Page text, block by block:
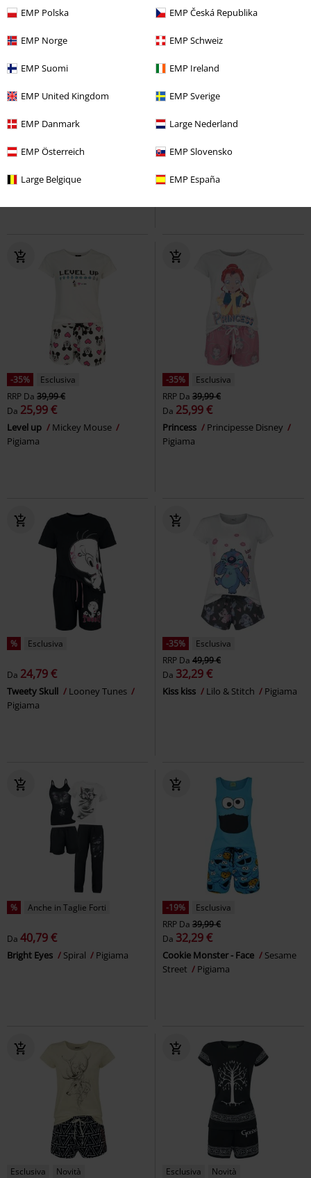
EMP Polska EMP Česká Republika
EMP Norge EMP Schweiz
EMP Suomi EMP Ireland
EMP United Kingdom EMP Sverige
EMP Danmark Large Nederland
EMP Österreich EMP Slovensko
Large Belgique EMP España
37,99 €
Deadpool
Pigiama
RRP
Da
Da25,99 €
Hello Kitty
Pigiama
-35%
Esclusiva
RRP Da 39,99 €
Da 25,99 €
Level up
Mickey Mouse
Pigiama
-35%
Esclusiva
RRP Da 39,99 €
Da 25,99 €
Princess
Principesse Disney
Pigiama
% Esclusiva
Da 24,79 €
Tweety Skull
Looney Tunes
Pigiama
-35%
Esclusiva
RRP Da 49,99 €
Da 32,29 €
Kiss kiss Lilo & Stitch Pigiama
% Anche in Taglie Forti
Da 40,79 €
Bright Eyes Spiral Pigiama
-19%
Esclusiva
RRP Da 39,99 €
Da 32,29 €
Cookie Monster - Face
Sesame
Street
Pigiama
Esclusiva
Novità
Esclusiva
Novità